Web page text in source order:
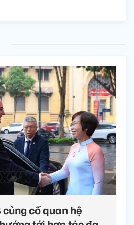
truyền thống tốt đẹp,
trong tình hình mới.
và TTXVN phối hợp chặt
động các hãng thông
hãng thông tấn châu
(OANA) để tăng cường
phát triển của mỗi nước
Nam - Liên bang Nga./.
TASS
Việt Nam